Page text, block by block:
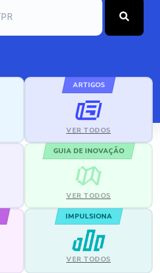
ARTIGOS
VER TODOS
GUIA DE INOVAÇÃO
VER TODOS
IMPULSIONA
VER TODOS